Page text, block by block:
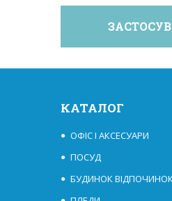
КАТАЛОГ
ОФІС І АКСЕСУАРИ
ПОСУД
БУДИНОК